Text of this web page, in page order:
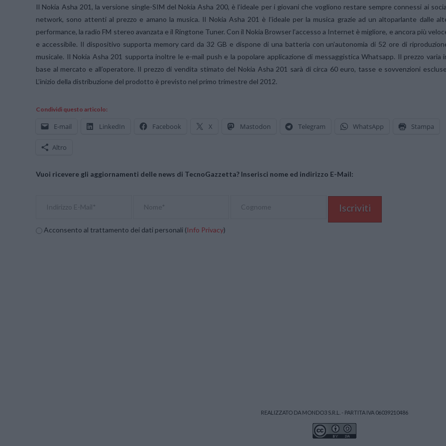
Il Nokia Asha 201, la versione single-SIM del Nokia Asha 200, è l’ideale per i giovani che vogliono restare sempre connessi ai
network, sono attenti al prezzo e amano la musica. Il Nokia Asha 201 è l’ideale per la musica grazie ad un altoparlante dalle
performance, la radio FM stereo avanzata e il Ringtone Tuner. Con il Nokia Browser l’accesso a Internet è migliore, e ancora più
e accessibile. Il dispositivo supporta memory card da 32 GB e dispone di una batteria con un’autonomia di 52 ore di
musicale. Il Nokia Asha 201 supporta inoltre le e-mail push e la popolare applicazione di messaggistica Whatsapp. Il prezzo varia
base al mercato e all’operatore. Il prezzo di vendita stimato del Nokia Asha 201 sarà di circa 60 euro, tasse e sovvenzioni
L’inizio della distribuzione del prodotto è previsto nel primo trimestre del 2012.
Condividi questo articolo:
E-mail LinkedIn Facebook X Mastodon Telegram WhatsApp Stampa
Altro
Vuoi ricevere gli aggiornamenti delle news di TecnoGazzetta? Inserisci nome ed indirizzo E-Mail:
Acconsento al trattamento dei dati personali (Info Privacy)
REALIZZATO DA MONDO3 S.R.L. - PARTITA IVA 06039210486